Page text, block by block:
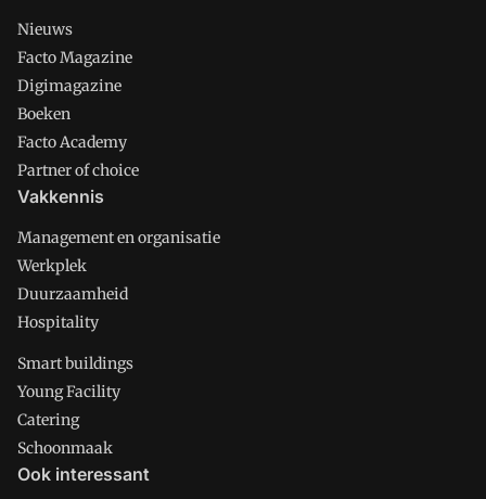
Nieuws
Facto Magazine
Digimagazine
Boeken
Facto Academy
Partner of choice
Vakkennis
Management en organisatie
Werkplek
Duurzaamheid
Hospitality
Smart buildings
Young Facility
Catering
Schoonmaak
Ook interessant